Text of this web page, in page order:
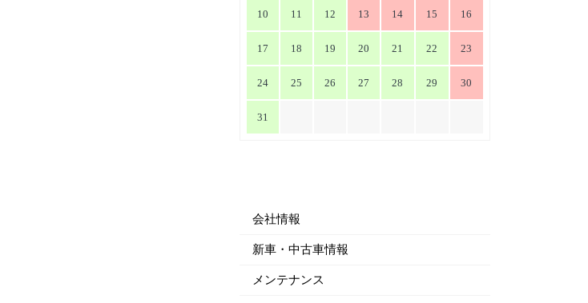
10 11 12 13 14 15 16
17 18 19 20 21 22 23
24 25 26 27 28 29 30
31
会社情報
新車・中古車情報
メンテナンス